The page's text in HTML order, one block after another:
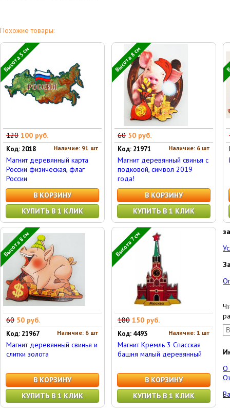
Похожие товары:
Высота 5 см
120 100 руб.
Наличие: 91 шт
Код: 2018
Магнит деревянный карта
России физическая, флаг
России
В КОРЗИНУ
КУПИТЬ В 1 КЛИК
Высота 8 см
60 50 руб.
Наличие: 6 шт
Код: 21971
Магнит деревянный свинья с
подковой, символ 2019
года!
В КОРЗИНУ
КУПИТЬ В 1 КЛИК
Высота 8 см
60 50 руб.
Наличие: 6 шт
Код: 21967
Магнит деревянный свинья и
слитки золота
В КОРЗИНУ
КУПИТЬ В 1 КЛИК
Высота 7 см
180 150 руб.
Наличие: 1 шт
Код: 4493
Магнит Кремль 3 Спасская
башня малый деревянный
В КОРЗИНУ
КУПИТЬ В 1 КЛИК
О